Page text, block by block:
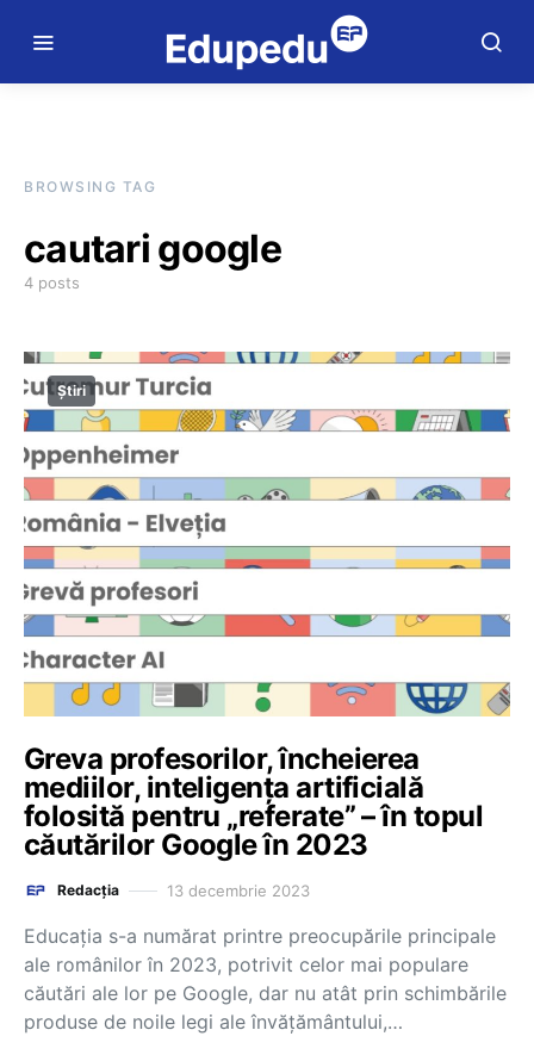
BROWSING TAG
cautari google
4 posts
Știri
Greva profesorilor, încheierea
mediilor, inteligența artificială
folosită pentru „referate” – în topul
căutărilor Google în 2023
Redacția 13 decembrie 2023
Educația s-a numărat printre preocupările principale
ale românilor în 2023, potrivit celor mai populare
căutări ale lor pe Google, dar nu atât prin schimbările
produse de noile legi ale învățământului,…